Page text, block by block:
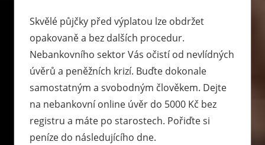
Skvělé půjčky před výplatou lze obdržet
opakovaně a bez dalších procedur.
Nebankovního sektor Vás očistí od nevlídných
úvěrů a peněžních krizí. Buďte dokonale
samostatným a svobodným člověkem. Dejte
na nebankovní online úvěr do 5000 Kč bez
registru a máte po starostech. Pořiďte si
peníze do následujícího dne.